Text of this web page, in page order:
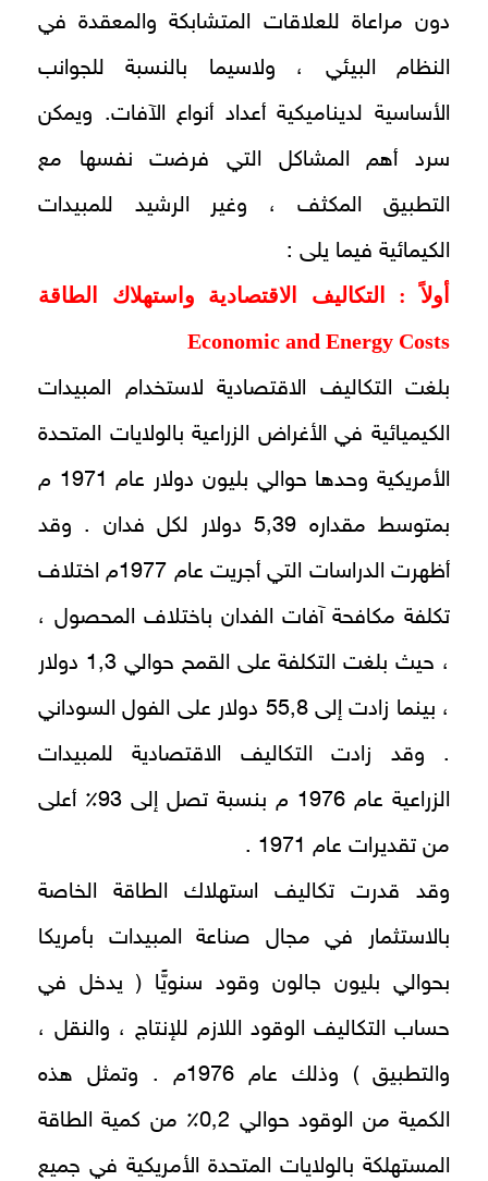
دون مراعاة للعلاقات المتشابكة والمعقدة في
النظام البيئي ، ولاسيما بالنسبة للجوانب
الأساسية لديناميكية أعداد أنواع الآفات. ويمكن
سرد أهم المشاكل التي فرضت نفسها مع
التطبيق المكثف ، وغير الرشيد للمبيدات
الكيمائية فيما يلى :
أولاً : التكاليف الاقتصادية واستهلاك الطاقة
Economic and Energy Costs
بلغت التكاليف الاقتصادية لاستخدام المبيدات
الكيميائية في الأغراض الزراعية بالولايات المتحدة
الأمريكية وحدها حوالي بليون دولار عام 1971 م
بمتوسط مقداره 5,39 دولار لكل فدان . وقد
أظهرت الدراسات التي أجريت عام 1977م اختلاف
تكلفة مكافحة آفات الفدان باختلاف المحصول ،
، حيث بلغت التكلفة على القمح حوالي 1,3 دولار
، بينما زادت إلى 55,8 دولار على الفول السوداني
. وقد زادت التكاليف الاقتصادية للمبيدات
الزراعية عام 1976 م بنسبة تصل إلى 93٪ أعلى
من تقديرات عام 1971 .
وقد قدرت تكاليف استهلاك الطاقة الخاصة
بالاستثمار في مجال صناعة المبيدات بأمريكا
بحوالي بليون جالون وقود سنويًّا ( يدخل في
حساب التكاليف الوقود اللازم للإنتاج ، والنقل ،
والتطبيق ) وذلك عام 1976م . وتمثل هذه
الكمية من الوقود حوالي 0٫2٪ من كمية الطاقة
المستهلكة بالولايات المتحدة الأمريكية في جميع